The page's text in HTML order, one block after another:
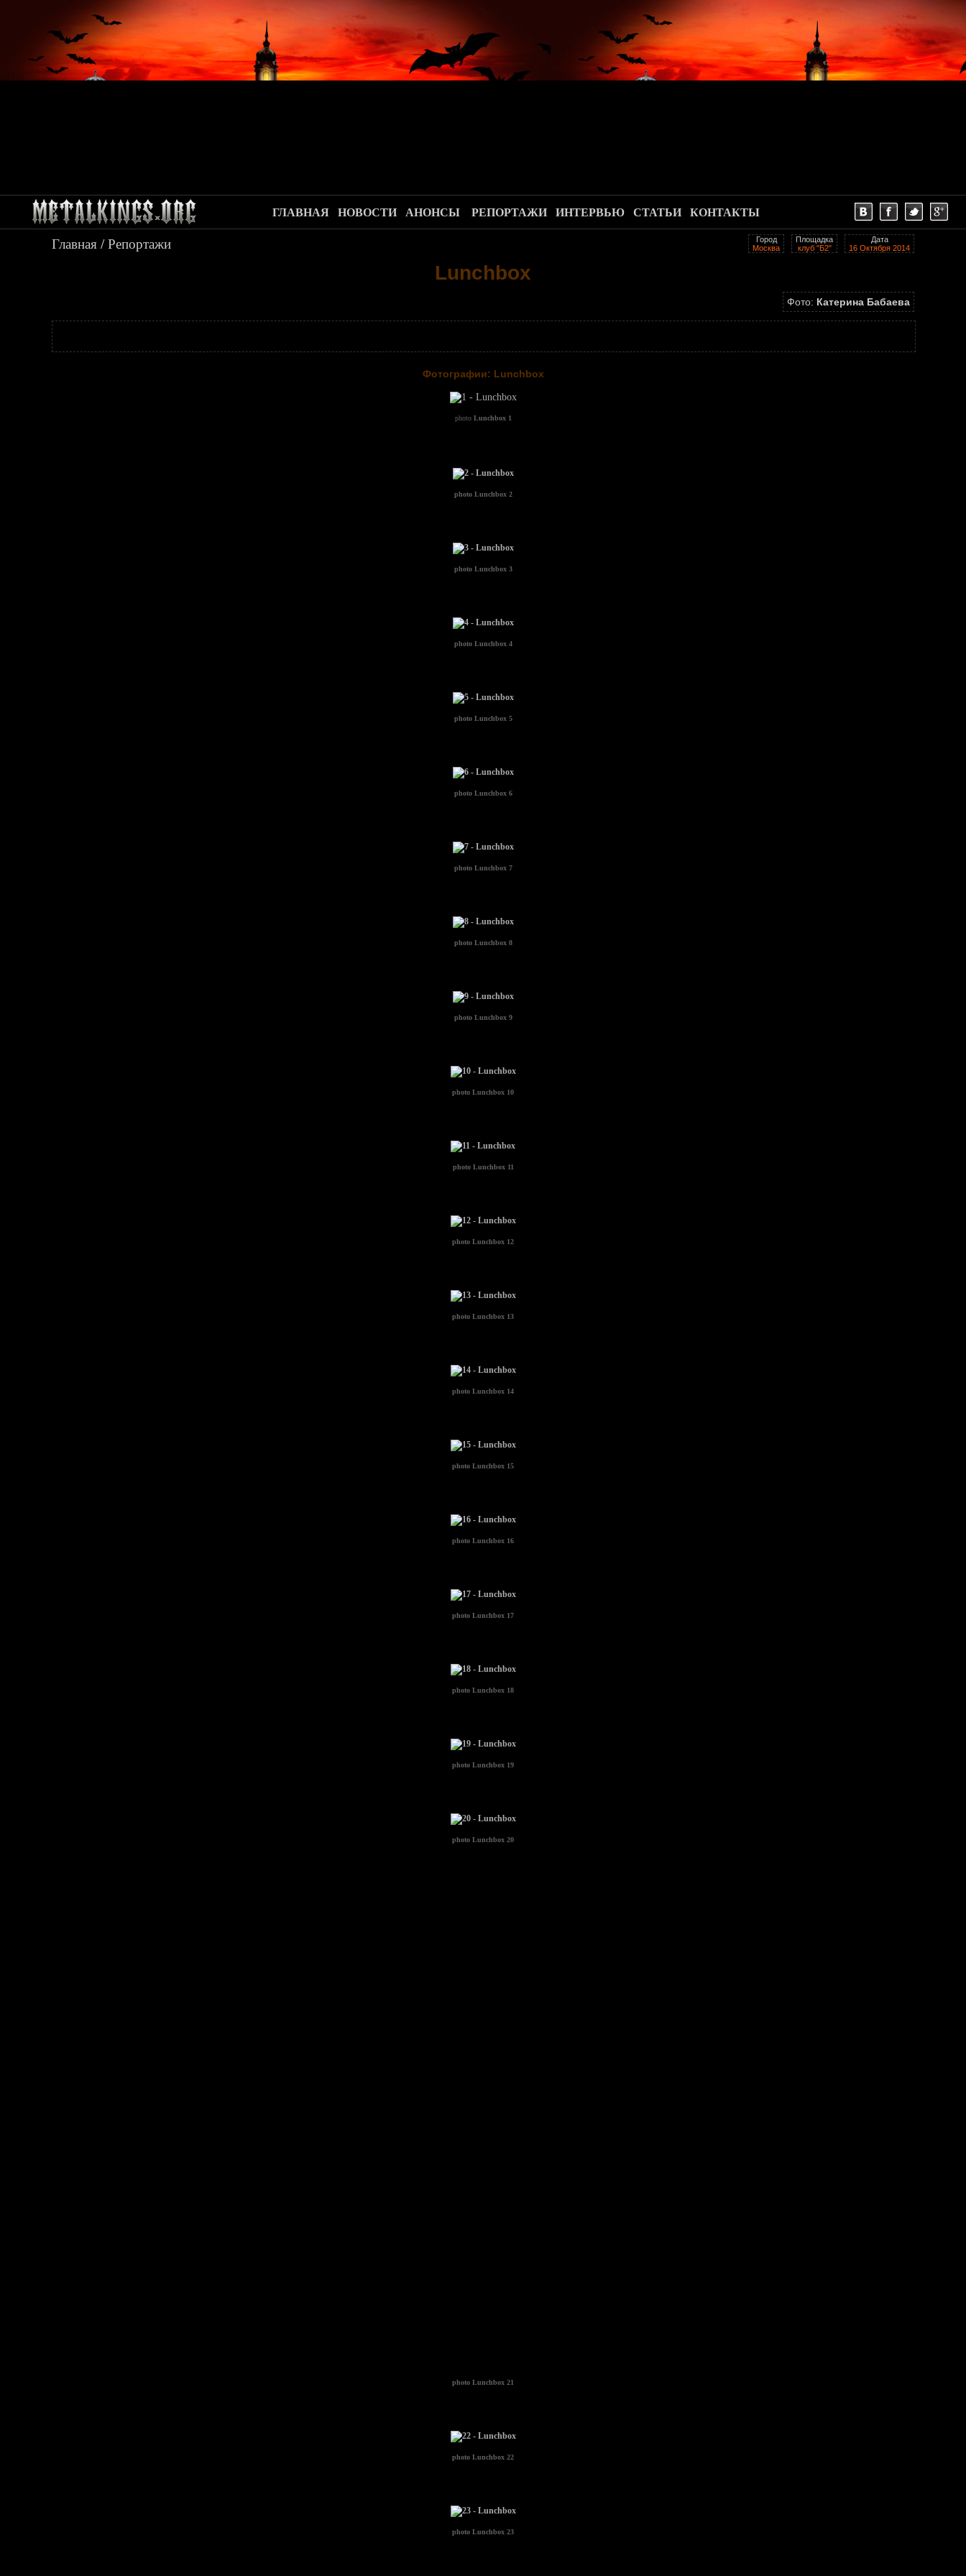
.
ГЛАВНАЯ НОВОСТИ АНОНСЫ РЕПОРТАЖИ ИНТЕРВЬЮ СТАТЬИ КОНТАКТЫ
Главная /Репортажи
Lunchbox
Дата
16 Октября 2014
Площадка
клуб "Б2"
Город
Москва
Фото: Катерина Бабаева
Фотографии: Lunchbox
photo Lunchbox 1
photo Lunchbox 2
photo Lunchbox 3
photo Lunchbox 4
photo Lunchbox 5
photo Lunchbox 6
photo Lunchbox 7
photo Lunchbox 8
photo Lunchbox 9
photo Lunchbox 10
photo Lunchbox 11
photo Lunchbox 12
photo Lunchbox 13
photo Lunchbox 14
photo Lunchbox 15
photo Lunchbox 16
photo Lunchbox 17
photo Lunchbox 18
photo Lunchbox 19
photo Lunchbox 20
photo Lunchbox 21
photo Lunchbox 22
photo Lunchbox 23